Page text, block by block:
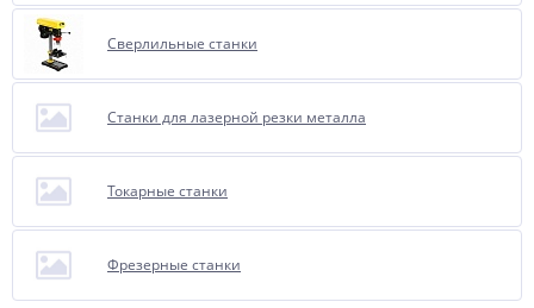
Сверлильные станки
Станки для лазерной резки металла
Токарные станки
Фрезерные станки